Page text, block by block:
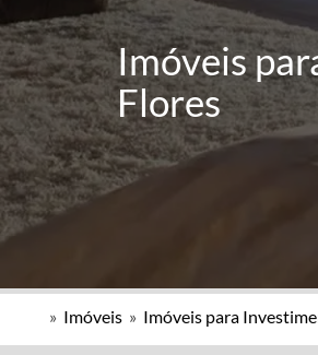
Imóveis
Flores
» Imóveis » Imóveis para